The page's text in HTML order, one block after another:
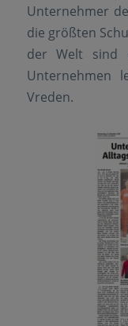
Unternehmer
die größten
der Welt sind
Unternehmen
Vreden.